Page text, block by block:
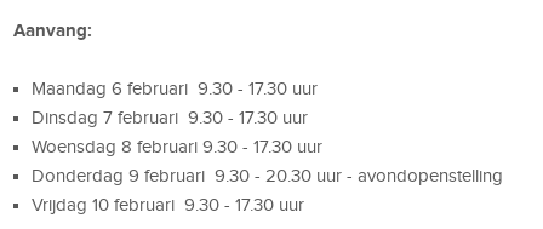
Aanvang:
Maandag 6 februari 9.30 - 17.30 uur
Dinsdag 7 februari 9.30 - 17.30 uur
Woensdag 8 februari 9.30 - 17.30 uur
Donderdag 9 februari 9.30 - 20.30 uur - avondopenstelling
Vrijdag 10 februari 9.30 - 17.30 uur